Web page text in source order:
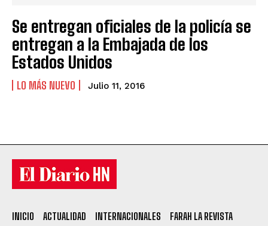
Se entregan oficiales de la policía se
entregan a la Embajada de los
Estados Unidos
LO MÁS NUEVO Julio 11, 2016
INICIO ACTUALIDAD INTERNACIONALES
FARAH LA REVISTA